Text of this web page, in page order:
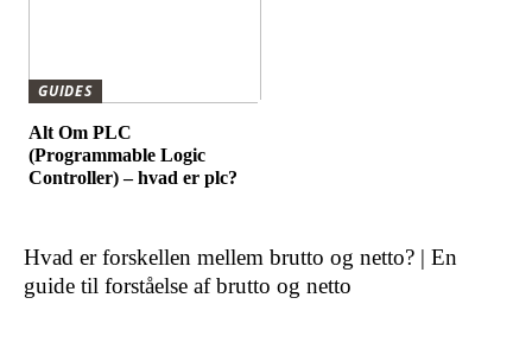
GUIDES
Alt Om PLC
(Programmable Logic
Controller) – hvad er plc?
Hvad er forskellen mellem brutto og netto? | En
guide til forståelse af brutto og netto